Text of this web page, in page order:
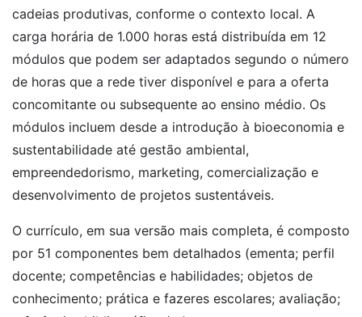
cadeias produtivas, conforme o contexto local. A
carga horária de 1.000 horas está distribuída em 12
módulos que podem ser adaptados segundo o número
de horas que a rede tiver disponível e para a oferta
concomitante ou subsequente ao ensino médio. Os
módulos incluem desde a introdução à bioeconomia e
sustentabilidade até gestão ambiental,
empreendedorismo, marketing, comercialização e
desenvolvimento de projetos sustentáveis.
O currículo, em sua versão mais completa, é composto
por 51 componentes bem detalhados (ementa; perfil
docente; competências e habilidades; objetos de
conhecimento; prática e fazeres escolares; avaliação;